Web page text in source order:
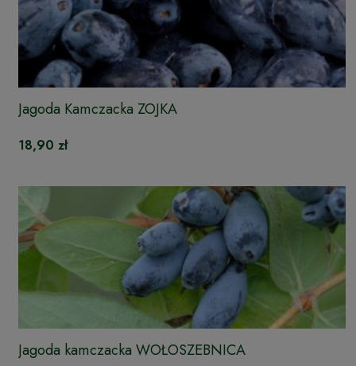
Jagoda Kamczacka ZOJKA
18,90 zł
Jagoda kamczacka WOŁOSZEBNICA